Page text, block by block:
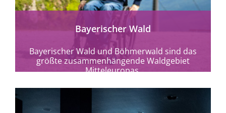
Bayerischer Wald
Bayerischer Wald und Böhmerwald sind das
größte zusammenhängende Waldgebiet
Mitteleuropas.